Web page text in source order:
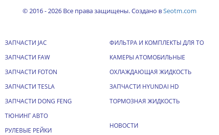
© 2016 - 2026 Все права защищены. Создано вSeotm.com
ЗАПЧАСТИ JAC
ЗАПЧАСТИ FAW
ЗАПЧАСТИ FOTON
ЗАПЧАСТИ TESLA
ЗАПЧАСТИ DONG FENG
ТЮНИНГ АВТО
РУЛЕВЫЕ РЕЙКИ
ФИЛЬТРА И КОМПЛЕКТЫ ДЛЯ ТО
КАМЕРЫ АТОМОБИЛЬНЫЕ
ОХЛАЖДАЮЩАЯ ЖИДКОСТЬ
ЗАПЧАСТИ HYUNDAI HD
ТОРМОЗНАЯ ЖИДКОСТЬ
НОВОСТИ